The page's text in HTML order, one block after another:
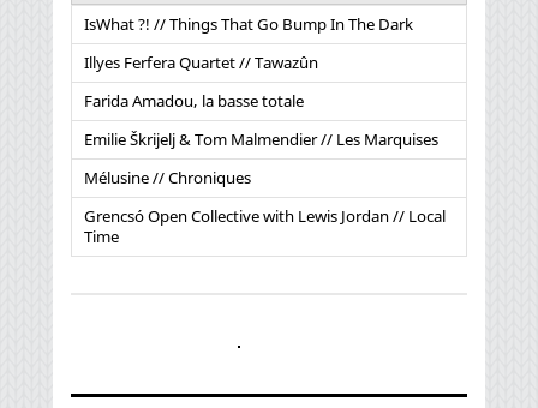
IsWhat ?! // Things That Go Bump In The Dark
Illyes Ferfera Quartet // Tawazûn
Farida Amadou, la basse totale
Emilie Škrijelj & Tom Malmendier // Les Marquises
Mélusine // Chroniques
Grencsó Open Collective with Lewis Jordan // Local
Time